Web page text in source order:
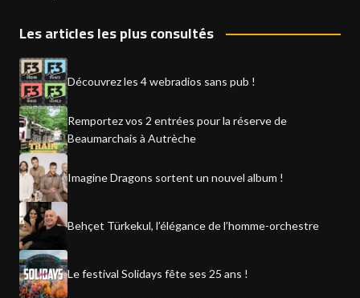
Les articles les plus consultés
Découvrez les 4 webradios sans pub !
Remportez vos 2 entrées pour la réserve de
Beaumarchais à Autrèche
Imagine Dragons sortent un nouvel album !
Behçet Türkekul, l’élégance de l’homme-orchestre
Le festival Solidays fête ses 25 ans !